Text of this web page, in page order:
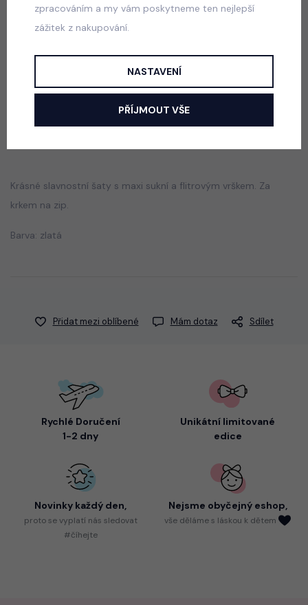
Princess krajkové šaty s maxi tylovou sukní
650 Kč
Krásné slavnostní šaty s maxi sukní a flitrovým vrškem. Za
krkem na zip.
Barva: zlatá
Přidat mezi oblíbené Mám dotaz Sdílet
Rychlé Doručení
1-2 dny
Unikátní limitované
edice
Novinky každý den,
protose vyplatí nás sledovat
#číhejte
Nejsme obyčejný eshop,
vše děláme s láskou k dětem
zpracováním a my vám poskytneme ten nejlepší
zážitek z nakupování.
NASTAVENÍ
PŘÍJMOUT VŠE